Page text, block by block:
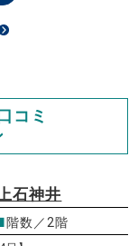
コミ
石神井
階数／2階